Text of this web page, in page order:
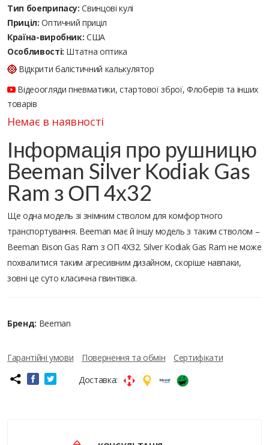
Тип боеприпасу: Cвинцові кулі
Приціл: Оптичний приціл
Країна-виробник: США
Особливості: Штатна оптика
Відкрити балістичний калькулятор
Відеоогляди пневматики, стартової зброї, Флоберів та інших
товарів
Немає в наявності
Інформація про рушницю
Beeman Silver Kodiak Gas
Ram з ОП 4х32
Ще одна модель зі знімним стволом для комфортного
транспортування. Beeman має й іншу модель з таким стволом –
Beeman Bison Gas Ram з ОП 4Х32. Silver Kodiak Gas Ram не може
похвалитися таким агресивним дизайном, скоріше навпаки,
зовні це суто класична гвинтівка.
Бренд: Beeman
Гарантійні умови Повернення та обмін
Сертифікати
Доставка: